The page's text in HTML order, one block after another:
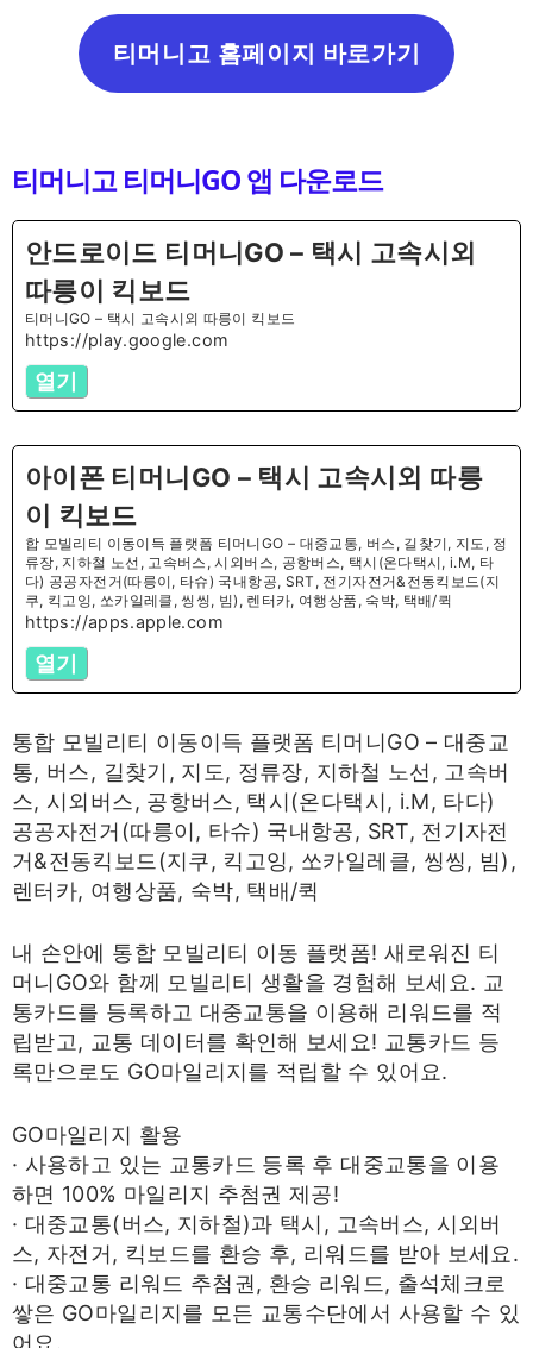
티머니고 홈페이지 바로가기
티머니고 티머니GO 앱 다운로드
안드로이드 티머니GO – 택시 고속시외
따릉이 킥보드
티머니GO – 택시 고속시외 따릉이 킥보드
https://play.google.com
열기
아이폰 티머니GO – 택시 고속시외 따릉
이 킥보드
합 모빌리티 이동이득 플랫폼 티머니GO – 대중교통, 버스, 길찾기, 지도, 정
류장, 지하철 노선, 고속버스, 시외버스, 공항버스, 택시(온다택시, i.M, 타
다) 공공자전거(따릉이, 타슈) 국내항공, SRT, 전기자전거&전동킥보드(지
쿠, 킥고잉, 쏘카일레클, 씽씽, 빔), 렌터카, 여행상품, 숙박, 택배/퀵
https://apps.apple.com
열기
통합 모빌리티 이동이득 플랫폼 티머니GO – 대중교
통, 버스, 길찾기, 지도, 정류장, 지하철 노선, 고속버
스, 시외버스, 공항버스, 택시(온다택시, i.M, 타다)
공공자전거(따릉이, 타슈) 국내항공, SRT, 전기자전
거&전동킥보드(지쿠, 킥고잉, 쏘카일레클, 씽씽, 빔),
렌터카, 여행상품, 숙박, 택배/퀵
내 손안에 통합 모빌리티 이동 플랫폼! 새로워진 티
머니GO와 함께 모빌리티 생활을 경험해 보세요. 교
통카드를 등록하고 대중교통을 이용해 리워드를 적
립받고, 교통 데이터를 확인해 보세요! 교통카드 등
록만으로도 GO마일리지를 적립할 수 있어요.
GO마일리지 활용
· 사용하고 있는 교통카드 등록 후 대중교통을 이용
하면 100% 마일리지 추첨권 제공!
· 대중교통(버스, 지하철)과 택시, 고속버스, 시외버
스, 자전거, 킥보드를 환승 후, 리워드를 받아 보세요.
· 대중교통 리워드 추첨권, 환승 리워드, 출석체크로
쌓은 GO마일리지를 모든 교통수단에서 사용할 수 있
어요.